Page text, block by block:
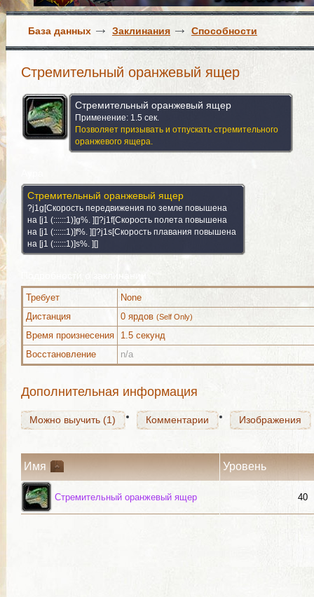
База данных Заклинания Способности
Стремительный оранжевый ящер
Стремительный оранжевый ящер
Применение: 1.5 сек.
Позволяет призывать и отпускать стремительного
оранжевого ящера.
Стремительный оранжевый ящер
?j1g[Скорость передвижения по земле повышена
на [j1 (::::::1)]g%. ][]?j1f[Скорость полета повышена
на [j1 (::::::1)]f%. ][]?j1s[Скорость плавания повышена
на [j1 (::::::1)]s%. ][]
Требует
None
Дистанция
0 ярдов (Self Only)
Время произнесения
1.5 секунд
Восстановление
n/a
Дополнительная информация
Можно выучить (1) Комментарии Изображения
Можно выучить (1) Комментарии Изображения
Можно выучить (1) Комментарии Изображения
Имя Уровень
Стремительный оранжевый ящер 40